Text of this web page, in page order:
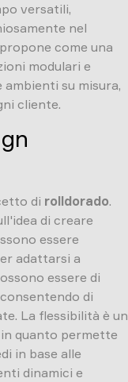
versatili,
nel
come una
modulari e
su misura,
cliente.
di rolldorado.
di creare
essere
adattarsi a
essere di
di
La flessibilità è un
quanto permette
in base alle
dinamici e